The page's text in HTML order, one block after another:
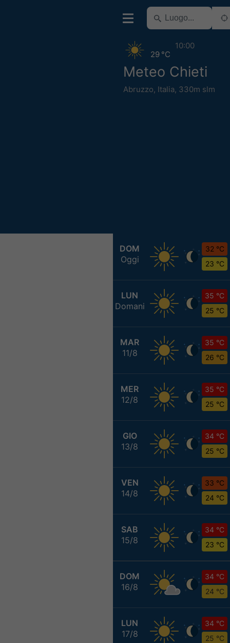
Meteo Chieti
Abruzzo, Italia, 330m slm
29 °C
10:00
DOM
Oggi
32 °C
23 °C
LUN
Domani
35 °C
25 °C
MAR
11/8
35 °C
26 °C
MER
12/8
35 °C
25 °C
GIO
13/8
34 °C
25 °C
VEN
14/8
33 °C
24 °C
SAB
15/8
34 °C
23 °C
DOM
16/8
34 °C
24 °C
LUN
17/8
34 °C
25 °C